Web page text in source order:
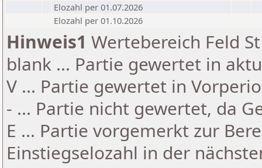
Elozahl per 01.07.2026
Elozahl per 01.10.2026
Hinweis1 Wertebereich Feld
blank ... Partie gewertet in
V ... Partie gewertet in
- ... Partie nicht gewertet, da
E ... Partie vorgemerkt zur
Einstiegselozahl in der